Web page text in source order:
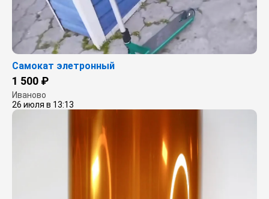
Самокат элетронный
1 500 ₽
Иваново
26 июля в 13:13